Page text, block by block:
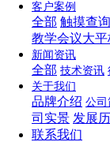
客户案例
全部 触摸查
教学会议大平
新闻资讯
全部 技术资讯
关于我们
品牌介绍 公司
司实景 发展
联系我们